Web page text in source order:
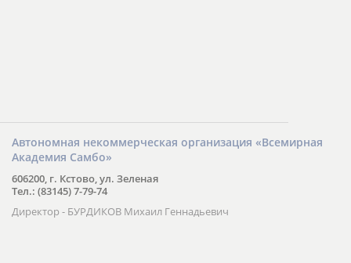
Автономная некоммерческая организация «Всемирная
Академия Самбо»
606200, г. Кстово, ул. Зеленая
Тел.: (83145) 7-79-74
Директор - БУРДИКОВ Михаил Геннадьевич